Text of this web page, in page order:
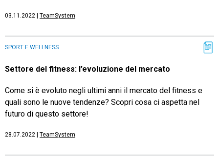
03.11.2022 TeamSystem
SPORT E WELLNESS
Settore del fitness: l’evoluzione del mercato
Come si è evoluto negli ultimi anni il mercato del fitness e
quali sono le nuove tendenze? Scopri cosa ci aspetta nel
futuro di questo settore!
28.07.2022 TeamSystem